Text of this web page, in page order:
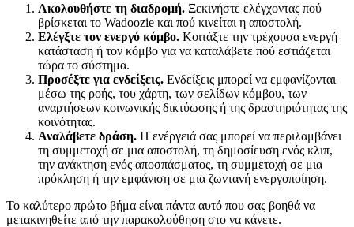
Ακολουθήστε τη διαδρομή. Ξεκινήστε ελέγχοντας πού
βρίσκεται το Wadoozie και πού κινείται η αποστολή.
Ελέγξτε τον ενεργό κόμβο. Κοιτάξτε την τρέχουσα ενεργή
κατάσταση ή τον κόμβο για να καταλάβετε πού εστιάζεται
τώρα το σύστημα.
Προσέξτε για ενδείξεις. Ενδείξεις μπορεί να εμφανίζονται
μέσω της ροής, του χάρτη, των σελίδων κόμβου, των
αναρτήσεων κοινωνικής δικτύωσης ή της δραστηριότητας της
κοινότητας.
Αναλάβετε δράση. Η ενέργειά σας μπορεί να περιλαμβάνει
τη συμμετοχή σε μια αποστολή, τη δημοσίευση ενός κλιπ,
την ανάκτηση ενός αποσπάσματος, τη συμμετοχή σε μια
πρόκληση ή την εμφάνιση σε μια ζωντανή ενεργοποίηση.
Το καλύτερο πρώτο βήμα είναι πάντα αυτό που σας βοηθά να
μετακινηθείτε από την παρακολούθηση στο να κάνετε.